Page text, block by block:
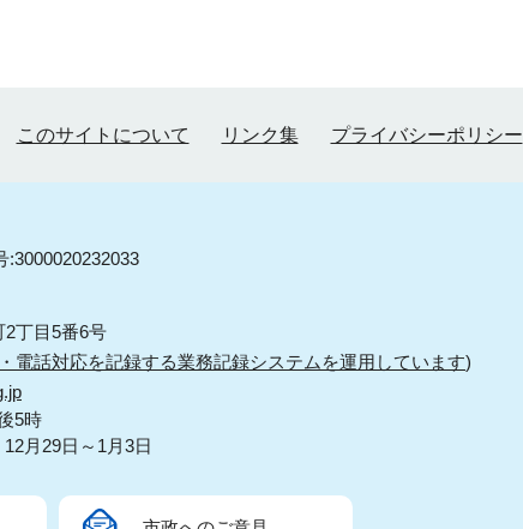
このサイトについて リンク集 プライバシーポリシー
:3000020232033
丁目5番6号
電話対応を記録する業務記録システムを運用しています)
5時
月29日～1月3日